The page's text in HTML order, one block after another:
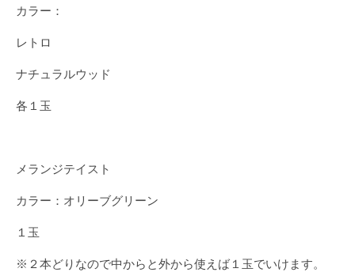
カラー：
レトロ
ナチュラルウッド
各１玉
メランジテイスト
カラー：オリーブグリーン
１玉
※２本どりなので中からと外から使えば１玉でいけます。